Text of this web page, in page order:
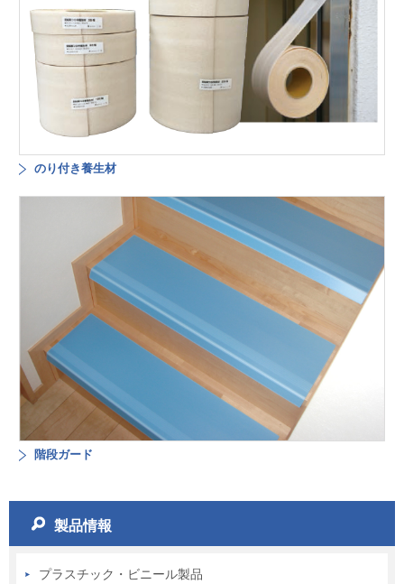
のり付き養生材
階段ガード
製品情報
プラスチック・ビニール製品